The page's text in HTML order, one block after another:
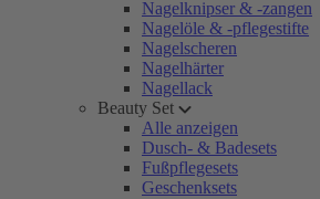
Nagelknipser & -zangen
Nagelöle & -pflegestifte
Nagelscheren
Nagelhärter
Nagellack
Beauty Set
Alle anzeigen
Dusch- & Badesets
Fußpflegesets
Geschenksets